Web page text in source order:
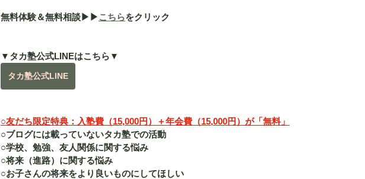
無料体験＆無料相談▶︎▶︎こちらをクリック
▼タカ塾公式LINEはこちら▼
タカ塾公式LINE
○友だち限定特典：入塾費（15,000円）＋年会費（15,000円）が「無料」
○ブログには載っていないタカ塾での活動
○学校、勉強、友人関係に関する悩み
○将来（進路）に関する悩み
○お子さんの将来をより良いものにしてほしい